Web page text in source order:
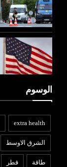
الوسوم
extra health
الشرق الاوسط
طاقة قطر